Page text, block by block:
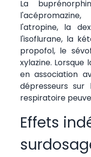
La
l'acépromazine,
l'atropine, la
l'isoflurane, la
propofol, le
xylazine.
en association
dépresseurs
respiratoire
Effets